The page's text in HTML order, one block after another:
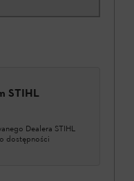
STIHL
Dealera STIHL
dostępności